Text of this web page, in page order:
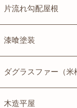
片流れ勾配屋根
漆喰塗装
ダグラスファー（米
木造平屋